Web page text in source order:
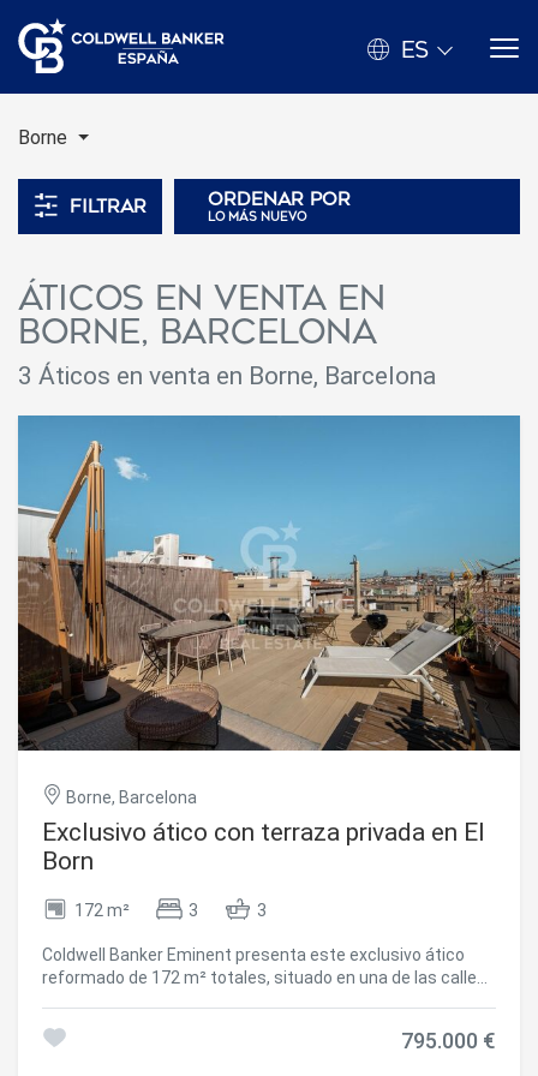
ES
Borne
Filtrar Ordenar por
lo más nuevo
Áticos en venta en
Borne, Barcelona
3 Áticos en venta en Borne, Barcelona
Borne, Barcelona
Exclusivo ático con terraza privada en El
Born
172 m² 3 3
Coldwell Banker Eminent presenta este exclusivo ático
reformado de 172 m² totales, situado en una de las calles
de piso y una terraza privada de 41 m², ofreciendo una
795.000 €